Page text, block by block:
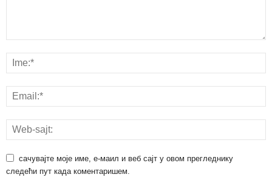
сачувајте моје име, е-маил и веб сајт у овом прегледнику
следећи пут када коментаришем.